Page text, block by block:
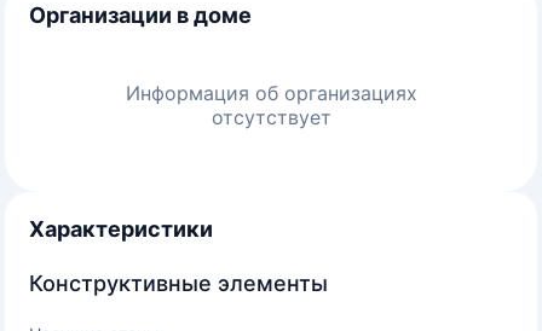
Организации в доме
Информация об организациях
отсутствует
Характеристики
Конструктивные элементы